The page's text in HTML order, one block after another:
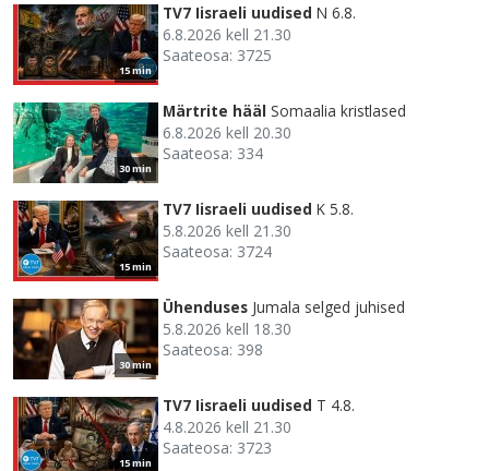
15 min
TV7 Iisraeli uudised N 6.8.
6.8.2026 kell 21.30
Saateosa: 3725
30 min
Märtrite hääl Somaalia kristlased
6.8.2026 kell 20.30
Saateosa: 334
15 min
TV7 Iisraeli uudised K 5.8.
5.8.2026 kell 21.30
Saateosa: 3724
30 min
Ühenduses Jumala selged juhised
5.8.2026 kell 18.30
Saateosa: 398
15 min
TV7 Iisraeli uudised T 4.8.
4.8.2026 kell 21.30
Saateosa: 3723